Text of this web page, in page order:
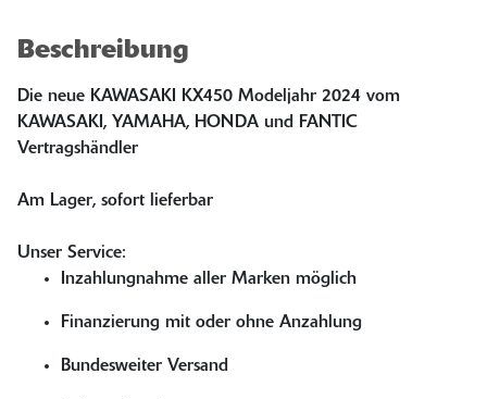
Beschreibung
Die neue KAWASAKI KX450 Modeljahr 2024 vom
KAWASAKI, YAMAHA, HONDA und FANTIC
Vertragshändler
Am Lager, sofort lieferbar
Unser Service:
Inzahlungnahme aller Marken möglich
Finanzierung mit oder ohne Anzahlung
Bundesweiter Versand